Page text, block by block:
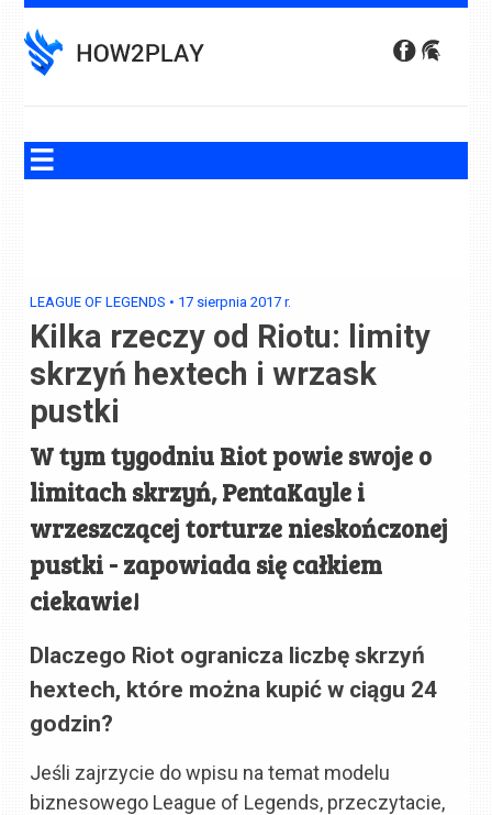
to
content
LEAGUE OF LEGENDS • 17 sierpnia 2017 r.
Kilka rzeczy od Riotu: limity
skrzyń hextech i wrzask
pustki
W tym tygodniu Riot powie swoje o
limitach skrzyń, PentaKayle i
wrzeszczącej torturze nieskończonej
pustki - zapowiada się całkiem
ciekawie!
Dlaczego Riot ogranicza liczbę skrzyń
hextech, które można kupić w ciągu 24
godzin?
Jeśli zajrzycie do wpisu na temat modelu
biznesowego League of Legends, przeczytacie,